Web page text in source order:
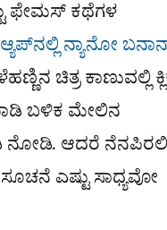
ಫೇಮಸ್​ ಕಥೆಗಳ
ನ್ಯಾನೋ
ಚಿತ್ರ ಕಾಣುವಲ್ಲಿ
ಬಳಿಕ ಮೇಲಿನ
ನೋಡಿ. ಆದರೆ ನೆನಪಿರಲಿ
ಎಷ್ಟು ಸಾಧ್ಯವೋ